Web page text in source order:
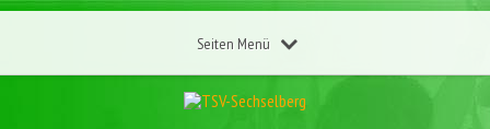
Seiten Menü